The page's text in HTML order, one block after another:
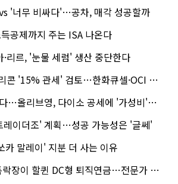
'너무 비싸다'…공차, 매각 성공할까
공제까지 주는 ISA 나온다
·리르, '눈물 세럼' 생산 중단한다
'15% 관세' 검토…한화큐셀·OCI 영향은?
올리브영, 다이소 공세에 '가성비'로 맞불
레이더조' 계획…성공 가능성은 '글쎄'
카 말레이' 지분 더 사는 이유
이 할퀸 DC형 퇴직연금…전문가 조언은